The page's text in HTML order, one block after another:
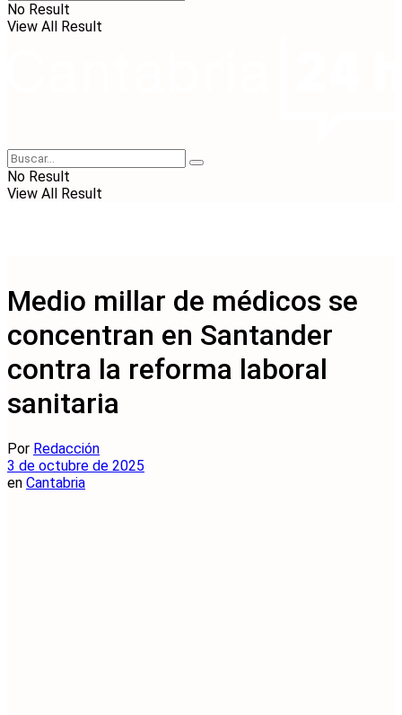
No Result
View All Result
No Result
View All Result
Medio millar de médicos se
concentran en Santander
contra la reforma laboral
sanitaria
Por Redacción
3 de octubre de 2025
en Cantabria